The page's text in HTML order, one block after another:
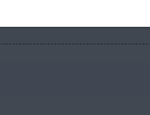
din seria
.